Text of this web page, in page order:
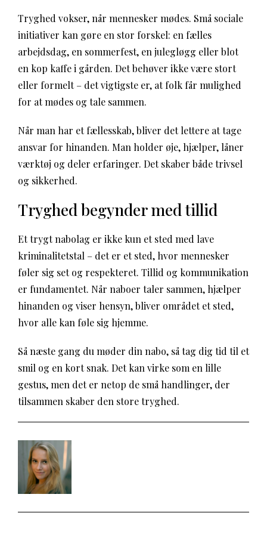
Tryghed vokser, når mennesker mødes. Små sociale
initiativer kan gøre en stor forskel: en fælles
arbejdsdag, en sommerfest, en julegløgg eller blot
en kop kaffe i gården. Det behøver ikke være stort
eller formelt – det vigtigste er, at folk får mulighed
for at mødes og tale sammen.
Når man har et fællesskab, bliver det lettere at tage
ansvar for hinanden. Man holder øje, hjælper, låner
værktøj og deler erfaringer. Det skaber både trivsel
og sikkerhed.
Tryghed begynder med tillid
Et trygt nabolag er ikke kun et sted med lave
kriminalitetstal – det er et sted, hvor mennesker
føler sig set og respekteret. Tillid og kommunikation
er fundamentet. Når naboer taler sammen, hjælper
hinanden og viser hensyn, bliver området et sted,
hvor alle kan føle sig hjemme.
Så næste gang du møder din nabo, så tag dig tid til et
smil og en kort snak. Det kan virke som en lille
gestus, men det er netop de små handlinger, der
tilsammen skaber den store tryghed.